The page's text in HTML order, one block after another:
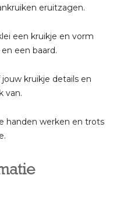
eruitzagen.
een kruikje en vorm
een baard.
kruikje details en
van.
handen werken en trots